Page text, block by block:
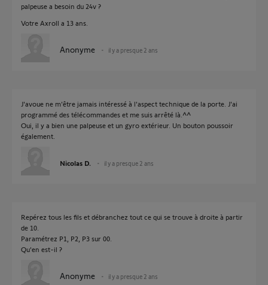
palpeuse a besoin du 24v ?
Votre Axroll a 13 ans.
Anonyme il y a presque 2 ans
J'avoue ne m'être jamais intéressé à l'aspect technique de la porte. J'ai
programmé des télécommandes et me suis arrêté là.^^
Oui, il y a bien une palpeuse et un gyro extérieur. Un bouton poussoir
également.
Nicolas D. il y a presque 2 ans
Repérez tous les fils et débranchez tout ce qui se trouve à droite à partir
de 10.
Paramétrez P1, P2, P3 sur 00.
Qu'en est-il ?
Anonyme il y a presque 2 ans